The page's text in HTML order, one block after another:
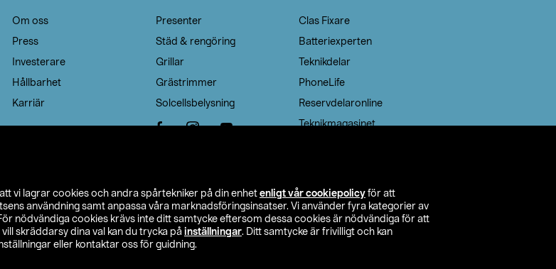
vi lagrar cookies och andra spårtekniker på din enhet enligt vår cookiepolicy för att
användning samt anpassa våra marknadsföringsinsatser. Vi använder fyra kategorier av
nödvändiga cookies krävs inte ditt samtycke eftersom dessa cookies är nödvändiga för att
skräddarsy dina val kan du trycka på inställningar. Ditt samtycke är frivilligt och kan
eller kontaktar oss för guidning.
Om oss
Press
Investerare
Hållbarhet
Karriär
Presenter
Städ & rengöring
Grillar
Grästrimmer
Solcellsbelysning
Clas Fixare
Batteriexperten
Teknikdelar
PhoneLife
Reservdelaronline
Teknikmagasinet